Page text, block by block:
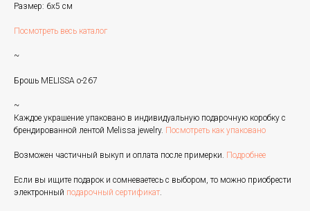
Размер: 6х5 см
Посмотреть весь каталог
~
Брошь MELISSA o-267
~
Каждое украшение упаковано в индивидуальную подарочную коробку с
брендированной лентой Melissa jewelry. Посмотреть как упаковано
Возможен частичный выкуп и оплата после примерки. Подробнее
Если вы ищите подарок и сомневаетесь с выбором, то можно приобрести
электронный подарочный сертификат.